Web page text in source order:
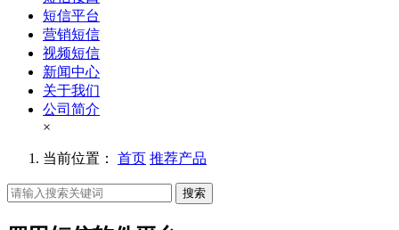
短信平台
营销短信
视频短信
新闻中心
关于我们
公司简介
×
当前位置： 首页 推荐产品
搜索